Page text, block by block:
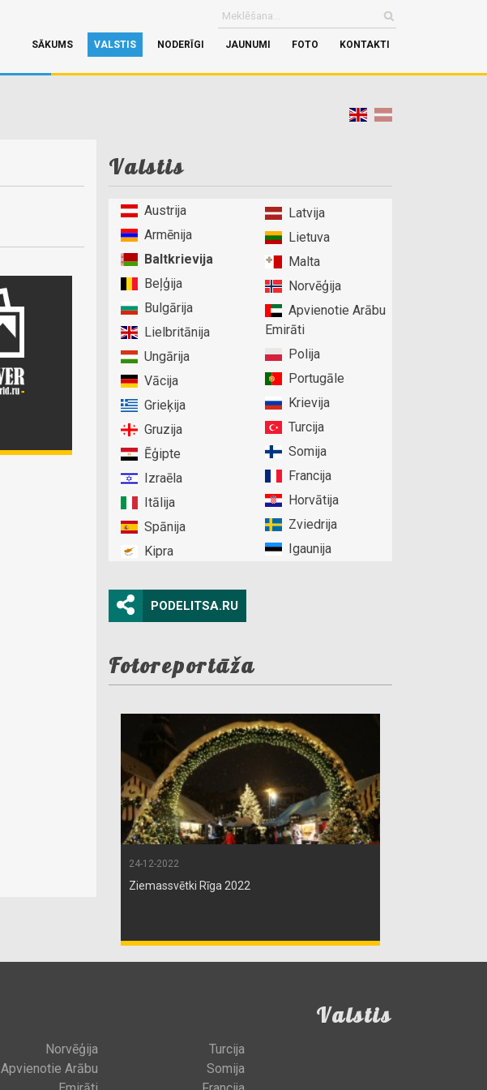
SĀKUMS VALSTIS NODERĪGI JAUNUMI FOTO KONTAKTI
Valstis
Austrija
Armēnija
Baltkrievija
Beļģija
Bulgārija
Lielbritānija
Ungārija
Vācija
Grieķija
Gruzija
Ēģipte
Izraēla
Itālija
Spānija
Kipra
Latvija
Lietuva
Malta
Norvēģija
Apvienotie Arābu
Emirāti
Polija
Portugāle
Krievija
Turcija
Somija
Francija
Horvātija
Zviedrija
Igaunija
PODELITSA.RU
Fotoreportāža
24-12-2022
Ziemassvētki Rīga 2022
Valstis
Norvēģija
Apvienotie Arābu
Turcija
Somija